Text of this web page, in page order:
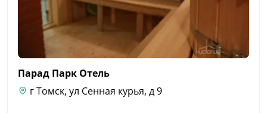
Парад Парк Отель
г Томск, ул Сенная курья, д 9